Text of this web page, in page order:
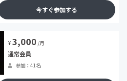
今すぐ参加する
¥3,000 /月
通常会員
参加：41名